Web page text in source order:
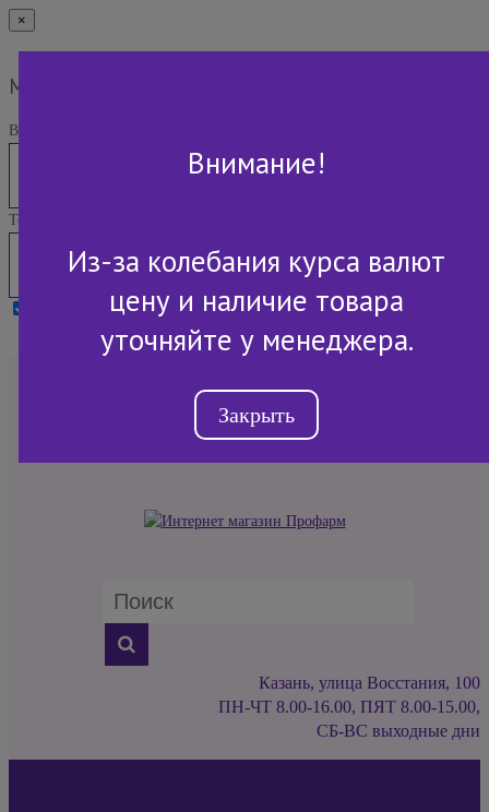
×
Мы Вам перезвоним
Ваше имя:
Телефон:
Я принимаю условия Политики конфиденциальности
+7 (843) 2-507-607
Казань, улица Восстания, 100
ПН-ЧТ 8.00-16.00, ПЯТ 8.00-15.00,
СБ-ВС выходные дни
Внимание!
Из-за колебания курса валют
цену и наличие товара
уточняйте у менеджера.
Закрыть